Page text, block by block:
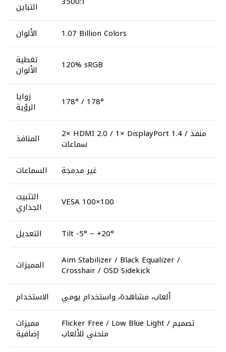
التباين
الألوان
1.07 Billion Colors
تغطية
الألوان 120% sRGB
زوايا
الرؤية 178° / 178°
المنافذ 2× HDMI 2.0 / 1× DisplayPort 1.4 / منفذ
سماعات
السماعات
غير مدمجة
التثبيت
الجداري VESA 100×100
التعديل Tilt -5° ~ +20°
المميزات Aim Stabilizer / Black Equalizer /
Crosshair / OSD Sidekick
الاستخدام
ألعاب، مشاهدة، واستخدام يومي
مميزات
إضافية
Flicker Free / Low Blue Light / تصميم
منحني للألعاب